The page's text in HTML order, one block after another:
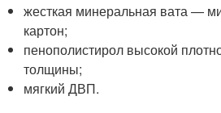
жесткая минеральная вата —
картон;
пенополистирол высокой
толщины;
мягкий ДВП.